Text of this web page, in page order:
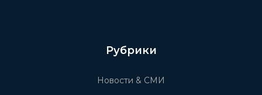
Рубрики
Новости & СМИ